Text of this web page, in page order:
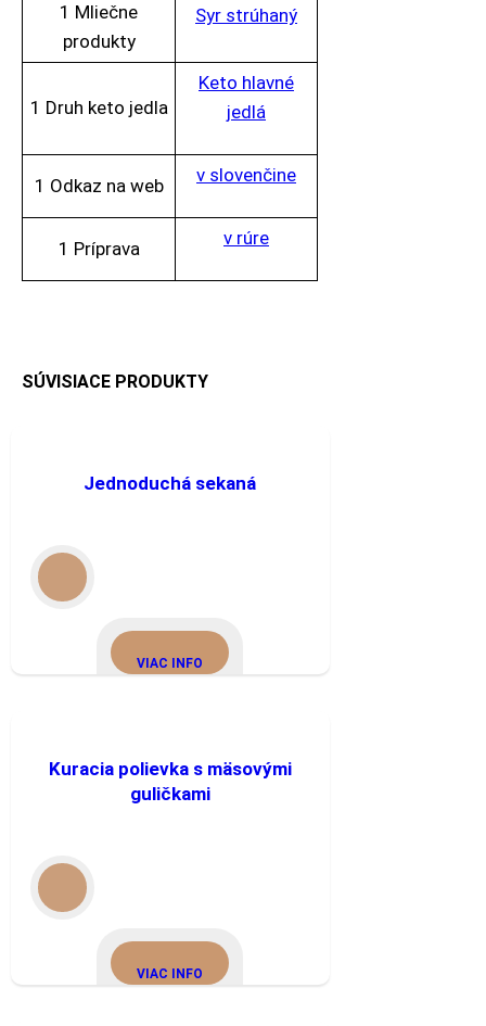
1 Mliečne
produkty
Syr strúhaný
1 Druh keto jedla
Keto hlavné
jedlá
1 Odkaz na web v slovenčine
1 Príprava v rúre
SÚVISIACE PRODUKTY
Jednoduchá sekaná
VIAC INFO
Kuracia polievka s mäsovými
guličkami
VIAC INFO